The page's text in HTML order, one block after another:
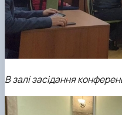
В залі засідання